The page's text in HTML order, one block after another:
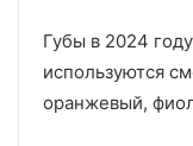
Губы в 2024
используются
оранжевый,